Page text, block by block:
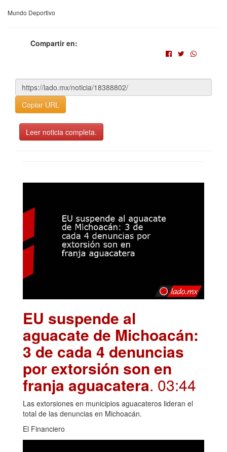
Mundo Deportivo
Compartir en:
Copiar URL
Leer noticia completa.
EU suspende al
aguacate de Michoacán:
3 de cada 4 denuncias
por extorsión son en
franja aguacatera. 03:44
Las extorsiones en municipios aguacateros lideran el
total de las denuncias en Michoacán.
El Financiero